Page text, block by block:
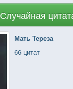
Случайная
Мать Тереза
66 цитат